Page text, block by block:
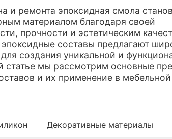
и ремонта эпоксидная смола
материалом благодаря своей
прочности и эстетическим
составы предлагают
создания уникальной и
статье мы рассмотрим основные
и их применение в
Декоративные материалы